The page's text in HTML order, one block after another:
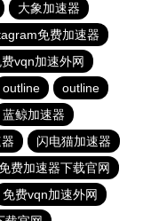
大象加速器
免费加速器
vqn加速外网
outline
outline
蓝鲸加速器
闪电猫加速器
费加速器下载官网
免费vqn加速外网